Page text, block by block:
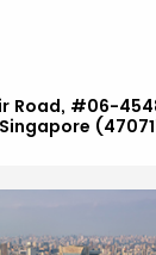
Road, #06-